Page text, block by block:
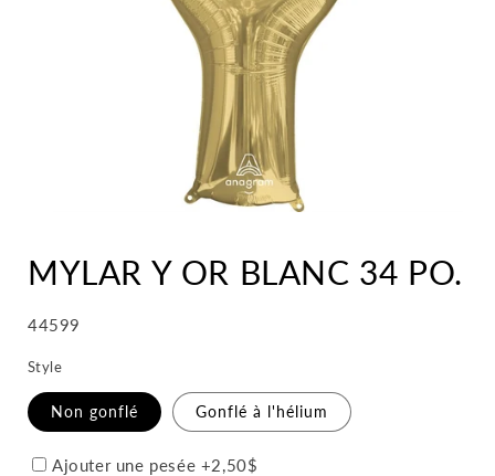
MYLAR Y OR BLANC 34 PO.
SKU:
44599
Style
Non gonflé Gonflé à l'hélium
Ajouter une pesée +2,50$